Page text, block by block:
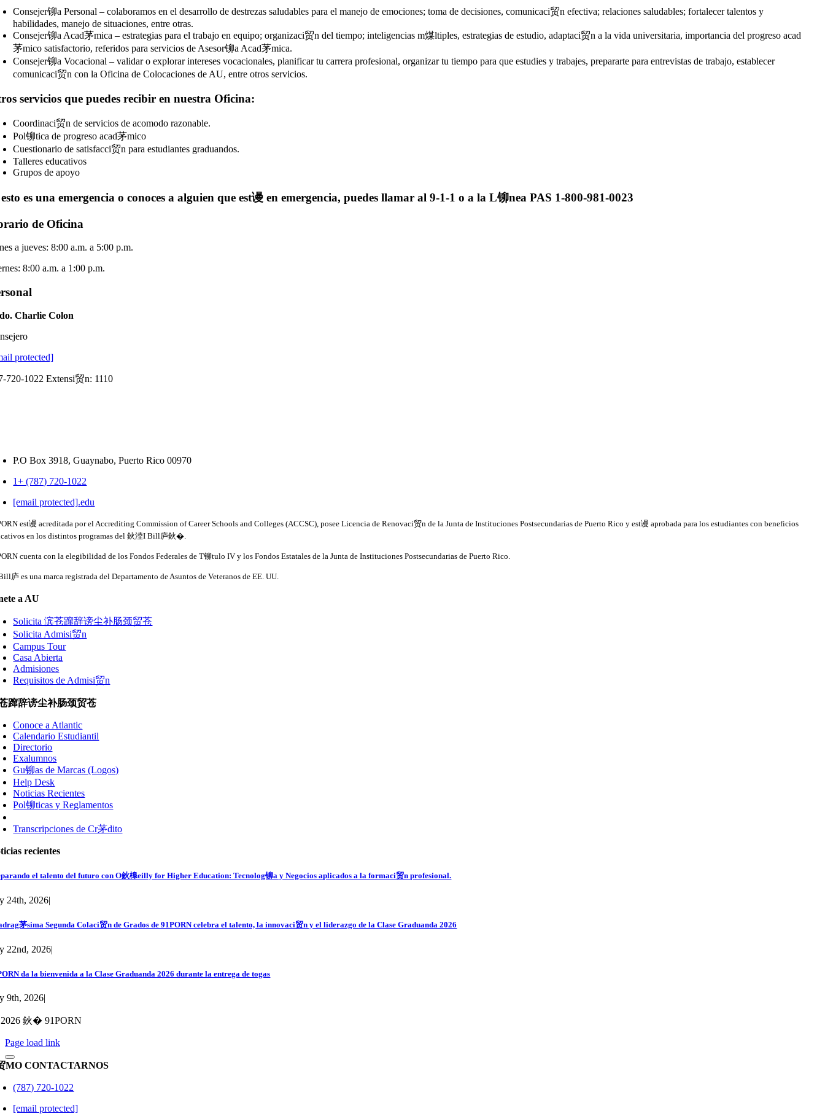
Consejer铆a Personal – colaboramos en el desarrollo de destrezas saludables para el manejo de emociones; toma de decisiones, comunicaci贸n efectiva; relaciones saludables; fortalecer talentos y
habilidades, manejo de situaciones, entre otras.
Consejer铆a Acad茅mica – estrategias para el trabajo en equipo; organizaci贸n del tiempo; inteligencias m煤ltiples, estrategias de estudio, adaptaci贸n a la vida universitaria, importancia del progreso acad
茅mico satisfactorio, referidos para servicios de Asesor铆a Acad茅mica.
Consejer铆a Vocacional – validar o explorar intereses vocacionales, planificar tu carrera profesional, organizar tu tiempo para que estudies y trabajes, prepararte para entrevistas de trabajo, establecer
comunicaci贸n con la Oficina de Colocaciones de AU, entre otros servicios.
servicios que puedes recibir en nuestra Oficina:
Coordinaci贸n de servicios de acomodo razonable.
Pol铆tica de progreso acad茅mico
Cuestionario de satisfacci贸n para estudiantes graduandos.
Talleres educativos
Grupos de apoyo
es una emergencia o conoces a alguien que est谩 en emergencia, puedes llamar al 9-1-1 o a la L铆nea PAS 1-800-981-0023
de Oficina
a jueves: 8:00 a.m. a 5:00 p.m.
8:00 a.m. a 1:00 p.m.
Charlie Colon
protected]
720-1022 Extensi贸n: 1110
P.O Box 3918,Guaynabo, Puerto Rico 00970
1+ (787) 720-1022
[email protected].edu
est谩 acreditada por el Accrediting Commission of Career Schools and Colleges (ACCSC), posee Licencia de Renovaci贸n de la Junta de Instituciones Postsecundarias de Puerto Rico y est谩 aprobada para los estudiantes con beneficios
en los distintos programas del 鈥淕I Bill庐鈥�.
cuenta con la elegibilidad de los Fondos Federales de T铆tulo IV y los Fondos Estatales de la Junta de Instituciones Postsecundarias de Puerto Rico.
庐 es una marca registrada del Departamento de Asuntos de Veteranos de EE. UU.
a AU
Solicita 滨苍蹿辞谤尘补肠颈贸苍
Solicita Admisi贸n
Campus Tour
Casa Abierta
Admisiones
Requisitos de Admisi贸n
蹿辞谤尘补肠颈贸苍
Conoce a Atlantic
Calendario Estudiantil
Directorio
Exalumnos
Gu铆as de Marcas (Logos)
Help Desk
Noticias Recientes
Pol铆ticas y Reglamentos
Transcripciones de Cr茅dito
recientes
el talento del futuro con O鈥橰eilly for Higher Education: Tecnolog铆a y Negocios aplicados a la formaci贸n profesional.
24th, 2026|
茅sima Segunda Colaci贸n de Grados de 91PORN celebra el talento, la innovaci贸n y el liderazgo de la Clase Graduanda 2026
22nd, 2026|
da la bienvenida a la Clase Graduanda 2026 durante la entrega de togas
9th, 2026|
鈥� 91PORN
Page load link
MO CONTACTARNOS
(787) 720-1022
[email protected]